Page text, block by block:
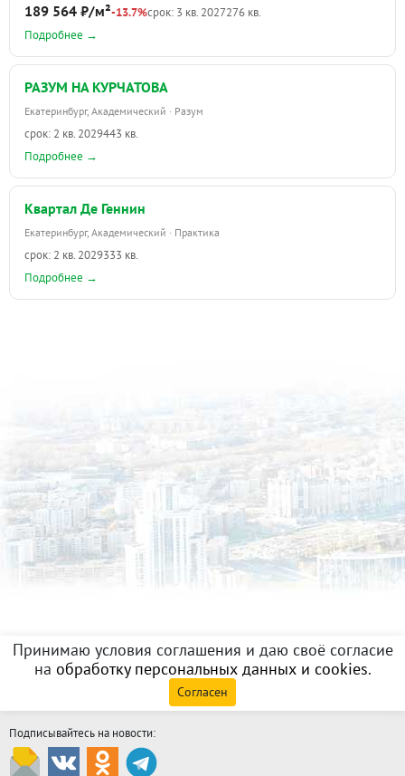
189 564 ₽/м²-13.7%срок: 3 кв. 2027276 кв.
Подробнее →
РАЗУМ НА КУРЧАТОВА
Екатеринбург, Академический · Разум
срок: 2 кв. 2029443 кв.
Подробнее →
Квартал Де Геннин
Екатеринбург, Академический · Практика
срок: 2 кв. 2029333 кв.
Подробнее →
Принимаю условия соглашения и даю своё согласие
на обработку персональных данных и cookies.
Согласен
Подписывайтесь на новости: